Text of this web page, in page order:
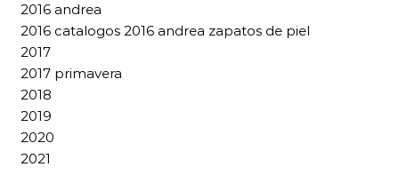
2016 andrea
2016 catalogos 2016 andrea zapatos de piel
2017
2017 primavera
2018
2019
2020
2021